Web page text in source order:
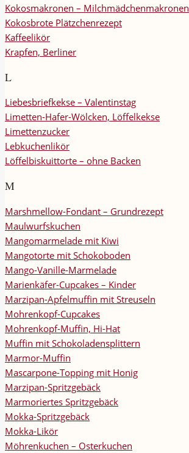
Kokosmakronen – Milchmädchenmakronen
Kokosbrote Plätzchenrezept
Kaffeelikör
Krapfen, Berliner
L
Liebesbriefkekse – Valentinstag
Limetten-Hafer-Wölcken, Löffelkekse
Limettenzucker
Lebkuchenlikör
Löffelbiskuittorte – ohne Backen
M
Marshmellow-Fondant – Grundrezept
Maulwurfskuchen
Mangomarmelade mit Kiwi
Mangotorte mit Schokoboden
Mango-Vanille-Marmelade
Marienkäfer-Cupcakes – Kinder
Marzipan-Apfelmuffin mit Streuseln
Mohrenkopf-Cupcakes
Mohrenkopf-Muffin, Hi-Hat
Muffin mit Schokoladensplittern
Marmor-Muffin
Mascarpone-Topping mit Honig
Marzipan-Spritzgebäck
Marmoriertes Spritzgebäck
Mokka-Spritzgebäck
Mokka-Likör
Möhrenkuchen – Osterkuchen